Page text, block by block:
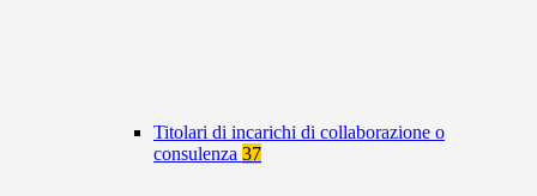
Titolari di incarichi di collaborazione o
consulenza 37